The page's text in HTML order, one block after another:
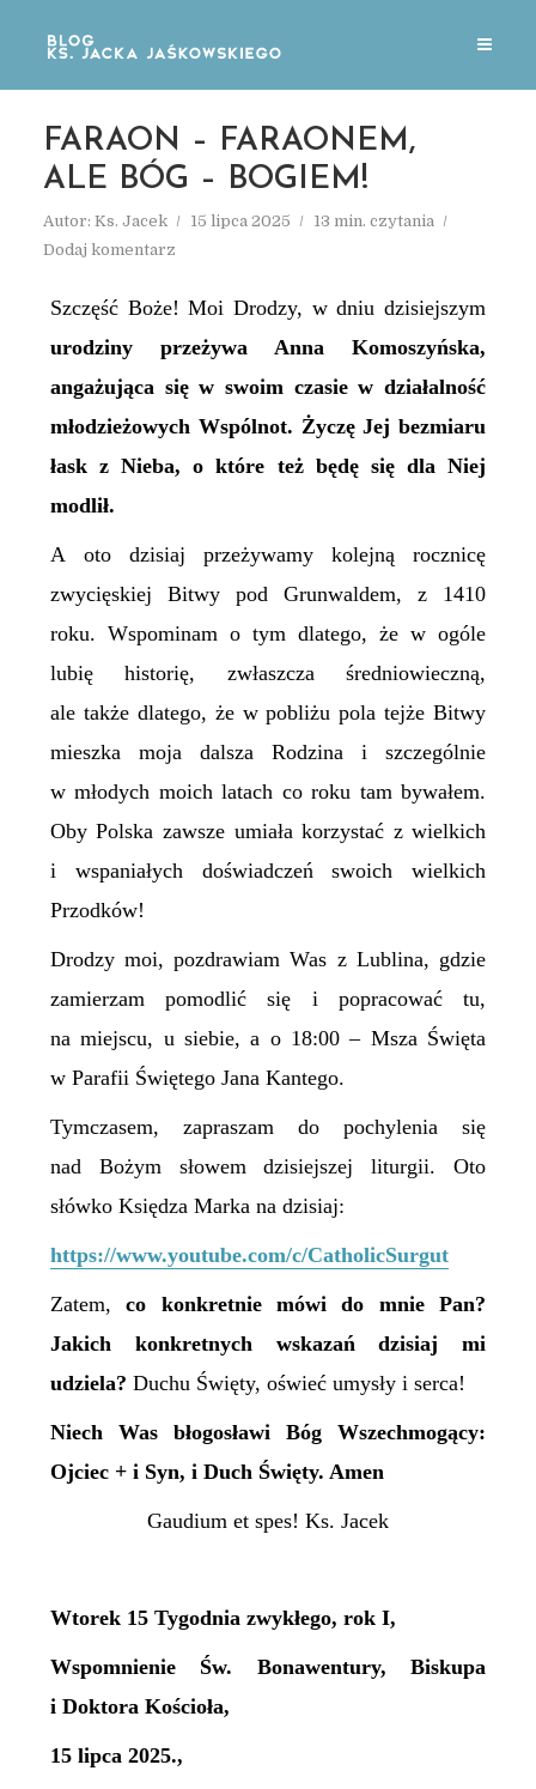
FARAON – FARAONEM,
ALE BÓG – BOGIEM!
Autor: Ks. Jacek 15 lipca 2025
13 min. czytania
Dodaj komentarz
Szczęść Boże! Moi Drodzy, w dniu dzisiejszym
urodziny przeżywa Anna Komoszyńska,
angażująca się w swoim czasie w działalność
młodzieżowych Wspólnot. Życzę Jej bezmiaru
łask z Nieba, o które też będę się dla Niej
modlił.
A oto dzisiaj przeżywamy kolejną rocznicę
zwycięskiej Bitwy pod Grunwaldem, z 1410
roku. Wspominam o tym dlatego, że w ogóle
lubię historię, zwłaszcza średniowieczną,
ale także dlatego, że w pobliżu pola tejże Bitwy
mieszka moja dalsza Rodzina i szczególnie
w młodych moich latach co roku tam bywałem.
Oby Polska zawsze umiała korzystać z wielkich
i wspaniałych doświadczeń swoich wielkich
Przodków!
Drodzy moi, pozdrawiam Was z Lublina, gdzie
zamierzam pomodlić się i popracować tu,
na miejscu, u siebie, a o 18:00 – Msza Święta
w Parafii Świętego Jana Kantego.
Tymczasem, zapraszam do pochylenia się
nad Bożym słowem dzisiejszej liturgii. Oto
słówko Księdza Marka na dzisiaj:
https://www.youtube.com/c/CatholicSurgut
Zatem,co konkretnie mówi do mnie Pan?
Jakich konkretnych wskazań dzisiaj mi
udziela? Duchu Święty, oświeć umysły i serca!
Niech Was błogosławi Bóg Wszechmogący:
Ojciec + i Syn, i Duch Święty. Amen
Gaudium et spes! Ks. Jacek
Wtorek 15 Tygodnia zwykłego, rok I,
Wspomnienie Św. Bonawentury, Biskupa
i Doktora Kościoła,
15 lipca 2025.,